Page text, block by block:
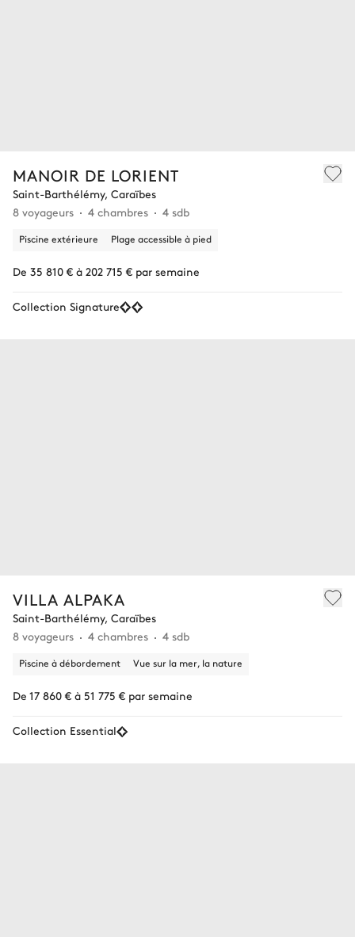
MANOIR DE LORIENT
Saint-Barthélémy, Caraïbes
8 voyageurs
4 chambres 4 sdb
Piscine extérieure Plage accessible à pied
De 35 810 € à 202 715 € par semaine
Collection Signature
VILLA ALPAKA
Saint-Barthélémy, Caraïbes
8 voyageurs
4 chambres 4 sdb
Piscine à débordement Vue sur la mer, la nature
De 17 860 € à 51 775 € par semaine
Collection Essential